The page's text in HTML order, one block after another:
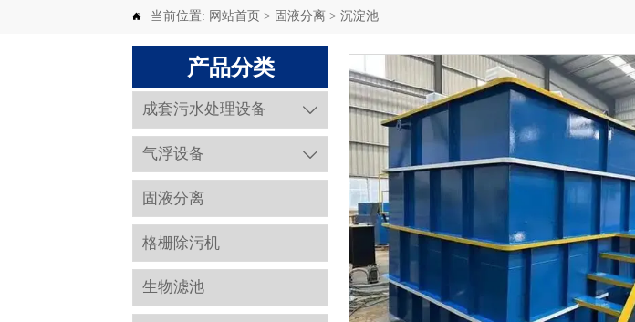
 当前位置: 网站首页 > 固液分离 >沉淀池
产品分类
成套污水处理设备 
气浮设备 
固液分离
格栅除污机
生物滤池